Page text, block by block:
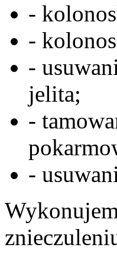
-
-
-
jelita;
-
-